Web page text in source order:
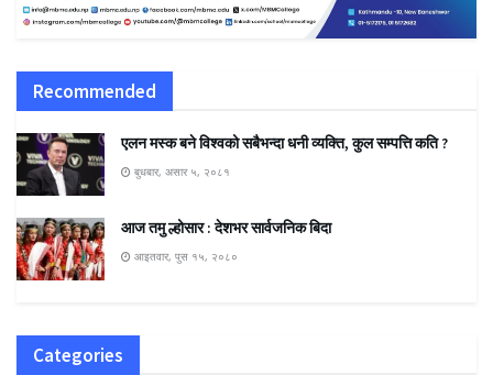
Recommended
एलन मस्क बने विश्वको सबैभन्दा धनी व्यक्ति, कुल सम्पत्ति कति ?
बुधबार, असार ५, २०८१
आज तमु ल्होसार : देशभर सार्वजनिक बिदा
आइतवार, पुस १५, २०८०
Categories